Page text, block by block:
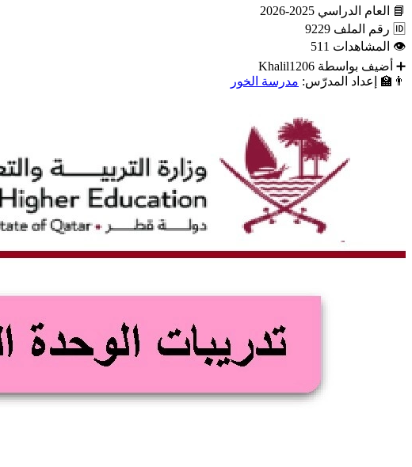
📘 العام الدراسي 2025-2026
🆔 رقم الملف 9229
👁 المشاهدات 511
➕ أضيف بواسطة Khalil1206
👨‍🏫
إعداد المدرّس: مدرسة الخور